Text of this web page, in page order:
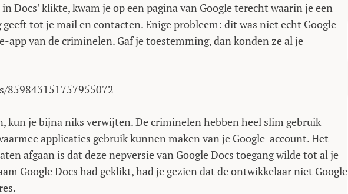
Docs’ klikte, kwam je op een pagina van Google terecht waarin je een
geeft tot je mail en contacten. Enige probleem: dit was niet echt Google
app van de criminelen. Gaf je toestemming, dan konden ze al je
kun je bijna niks verwijten. De criminelen hebben heel slim gebruik
applicaties gebruik kunnen maken van je Google-account. Het
afgaan is dat deze nepversie van Google Docs toegang wilde tot al je
Google Docs had geklikt, had je gezien dat de ontwikkelaar niet Google